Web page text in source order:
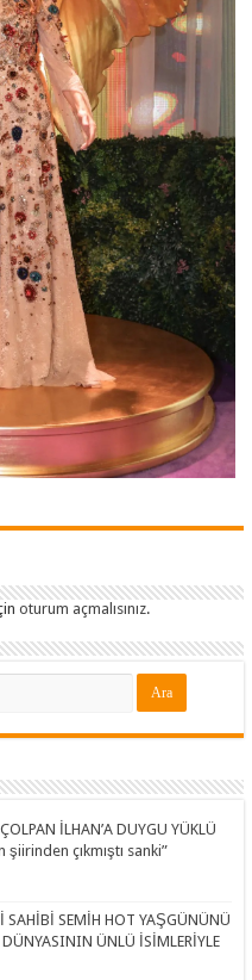
oturum açmalısınız.
İLHAN’A DUYGU YÜKLÜ
çıkmıştı sanki”
SAHİBİ SEMİH HOT YAŞGÜNÜNÜ
DÜNYASININ ÜNLÜ İSİMLERİYLE